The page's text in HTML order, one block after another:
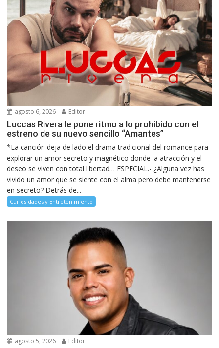
agosto 6, 2026 Editor
Luccas Rivera le pone ritmo a lo prohibido con el
estreno de su nuevo sencillo “Amantes”
*La canción deja de lado el drama tradicional del romance para
explorar un amor secreto y magnético donde la atracción y el
deseo se viven con total libertad… ESPECIAL.- ¿Alguna vez has
vivido un amor que se siente con el alma pero debe mantenerse
en secreto? Detrás de...
Curiosidades y Entretenimiento
agosto 5, 2026 Editor